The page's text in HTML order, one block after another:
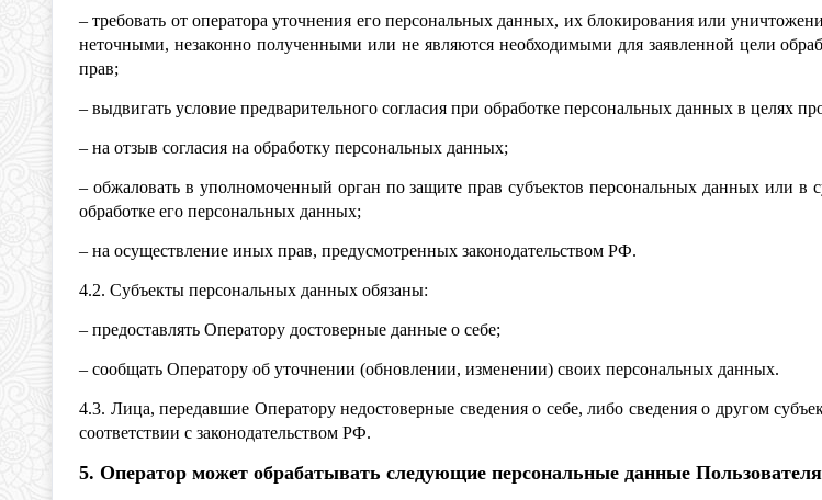
– требовать от оператора уточнения его персональных данных, их блокирования или
неточными, незаконно полученными или не являются необходимыми для заявленной цели
прав;
– выдвигать условие предварительного согласия при обработке персональных данных в целях
– на отзыв согласия на обработку персональных данных;
– обжаловать в уполномоченный орган по защите прав субъектов персональных данных или в
обработке его персональных данных;
– на осуществление иных прав, предусмотренных законодательством РФ.
4.2. Субъекты персональных данных обязаны:
– предоставлять Оператору достоверные данные о себе;
– сообщать Оператору об уточнении (обновлении, изменении) своих персональных данных.
4.3. Лица, передавшие Оператору недостоверные сведения о себе, либо сведения о другом
соответствии с законодательством РФ.
5. Оператор может обрабатывать следующие персональные данные Пользователя